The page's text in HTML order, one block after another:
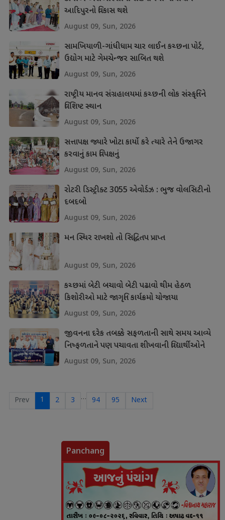
આદિપુરનો વિકાસ થશે
August 09, Sun, 2026
સામખિયાળી-ગાંધીધામ ચાર લાઈન કચ્છના પોર્ટ,
ઉદ્યોગ માટે ગેમચેન્જર સાબિત થશે
August 09, Sun, 2026
રાષ્ટ્રીય માનવ સંગ્રહાલયમાં કચ્છની લોક સંસ્કૃતિને
વિશિષ્ટ સ્થાન
August 09, Sun, 2026
સત્તાપક્ષ જ્યારે ખોટા કાર્યો કરે ત્યારે તેને ઉજાગર
કરવાનું કામ વિપક્ષનું
August 09, Sun, 2026
રોટરી ડિસ્ટ્રીક્ટ 3055 એવોર્ડઝ : ભુજ વોલસિટીનો
દબદબો
August 09, Sun, 2026
મન સ્થિર રાખશો તો સિદ્ધિતપ પ્રાપ્ત
August 09, Sun, 2026
કચ્છમાં બેટી બચાવો બેટી પઢાવો થીમ હેઠળ
કિશોરીઓ માટે જાગૃતિ કાર્યક્રમો યોજાયા
August 09, Sun, 2026
જીવનના દરેક તબક્કે સફળતાની સાથે સમય આવ્યે
નિષ્ફળતાને પણ પચાવતા શીખવાની વિદ્યાર્થીઓને
શીખ
August 09, Sun, 2026
Prev 1 2 3 … 94 95 Next
Panchang